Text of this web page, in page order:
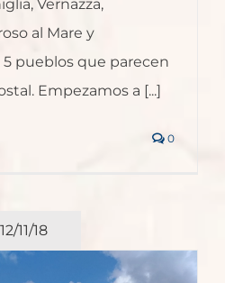
Vernazza,
al Mare y
pueblos que parecen
Empezamos a [...]
0
12/11/18